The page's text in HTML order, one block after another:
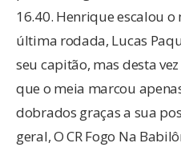
16.40. Henrique escalou
última rodada, Lucas
seu capitão, mas desta
que o meia marcou
dobrados graças a sua
geral, O CR Fogo Na